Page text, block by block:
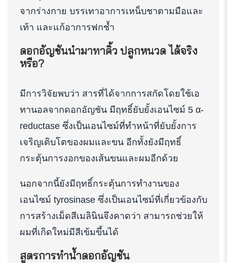
จากร่างกาย บรรเทาอาการเหน็บชาตามมือและ
เท้า และแก้อาการฟกช้ำ
ดอกอัญชันนำมาทาคิ้ว ปลูกหนวด ได้จริง
หรือ?
มีการวิจัยพบว่า สารที่ได้จากการสกัดโดยใช้เอ
ทานอลจากดอกอัญชัน มีฤทธิ์ยับยั้งเอนไซม์ 5 α-
reductase ซึ่งเป็นเอนไซม์ที่ทำหน้าที่ยับยั้งการ
เจริญเติบโตของผมและขน อีกทั้งยังมีฤทธิ์
กระตุ้นการงอกของเส้นขนและผมอีกด้วย
นอกจากนี้ยังมีฤทธิ์กระตุ้นการทำงานของ
เอนไซม์ tyrosinase ซึ่งเป็นเอนไซม์ที่เกี่ยวข้องกับ
การสร้างเม็ดสีเมลินินจึงคาดว่า สามารถช่วยให้
ผมที่เกิดใหม่มีสีเข้มขึ้นได้
สูตรการทำน้ำดอกอัญชัน